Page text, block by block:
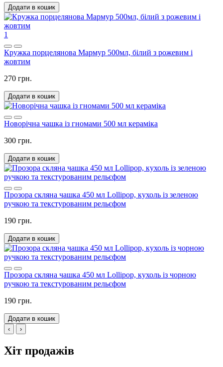
Додати в кошик
1
Кружка порцелянова Мармур 500мл, білий з рожевим і
жовтим
270 грн.
Додати в кошик
Новорічна чашка із гномами 500 мл кераміка
300 грн.
Додати в кошик
Прозора скляна чашка 450 мл Lollipop, кухоль із зеленою
ручкою та текстурованим рельєфом
190 грн.
Додати в кошик
Прозора скляна чашка 450 мл Lollipop, кухоль із чорною
ручкою та текстурованим рельєфом
190 грн.
Додати в кошик
‹
›
Хіт продажів